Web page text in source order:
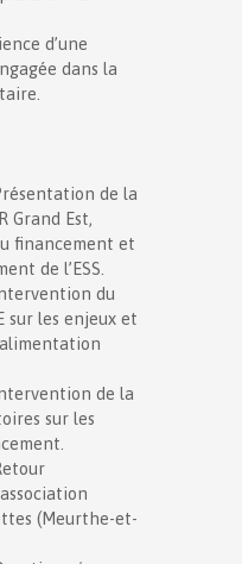
d’une
dans la
de la
Grand Est,
financement et
de l’ESS.
du
sur les enjeux et
de la
sur les
(Meurthe-et-